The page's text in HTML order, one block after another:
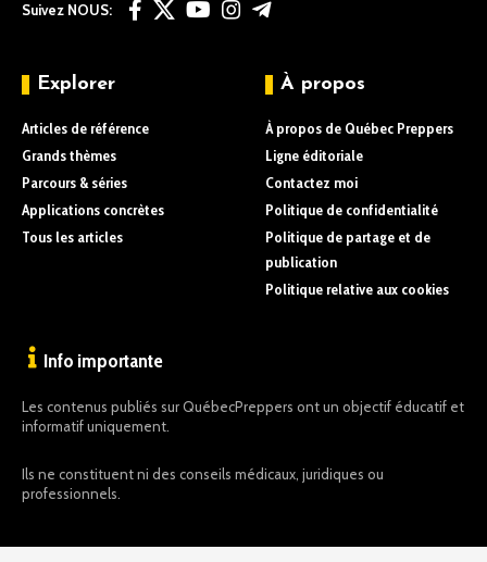
Suivez NOUS:
Explorer
Articles de référence
Grands thèmes
Parcours & séries
Applications concrètes
Tous les articles
À propos
À propos de Québec Preppers
Ligne éditoriale
Contactez moi
Politique de confidentialité
Politique de partage et de
publication
Politique relative aux cookies
Info importante
Les contenus publiés sur QuébecPreppers ont un objectif éducatif et
informatif uniquement.
Ils ne constituent ni des conseils médicaux, juridiques ou
professionnels.